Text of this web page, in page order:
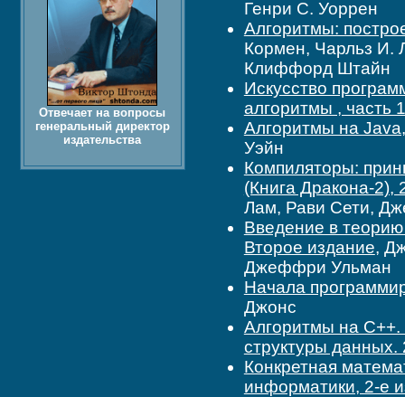
Генри С. Уоррен
Алгоритмы:
Кормен, Чарльз И.
Клиффорд Штайн
Искусство
алгоритмы , часть 1
Алгоритмы на
Уэйн
Компиляторы:
(Книга Дракона-2),
Лам, Рави Сети,
Введение в
Второе издание,
Джеффри Ульман
Начала
Джонс
Алгоритмы на
структуры данных.
Конкретная
информатики, 2-е
Отвечает на вопросы
генеральный директор
издательства